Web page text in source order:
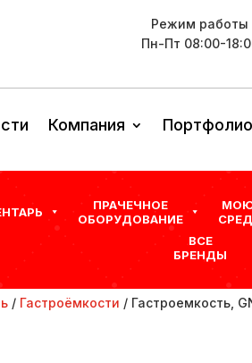
Режим работы
Пн-Пт 08:00-
Компания Портфолио
ПРАЧЕЧНОЕ
ОБОРУДОВАНИЕ
ВСЕ
БРЕНДЫ
/ Гастроёмкости / Гастроемкость,